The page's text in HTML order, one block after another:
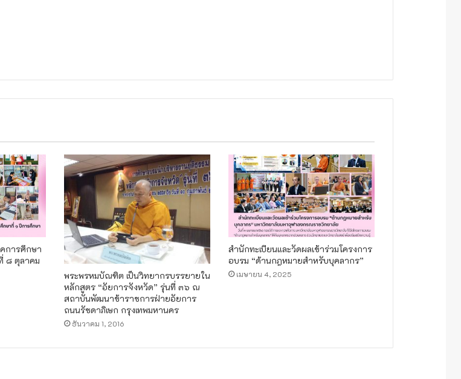
การศึกษา
๘ ตุลาคม
พระพรหมบัณฑิต เป็นวิทยากรบรรยายใน
หลักสูตร “อัยการจังหวัด” รุ่นที่ ๓๖ ณ
สถาบันพัฒนาข้าราชการฝ่ายอัยการ
ถนนรัชดาภิเษก กรุงเทพมหานคร
ธันวาคม 1, 2016
สำนักทะเบียนและวัดผลเข้าร่วมโครงการ
อบรม “ด้านกฎหมายสำหรับบุคลากร”
เมษายน 4, 2025